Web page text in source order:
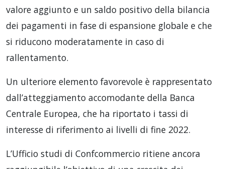
valore aggiunto e un saldo positivo della bilancia
dei pagamenti in fase di espansione globale e che
si riducono moderatamente in caso di
rallentamento.
Un ulteriore elemento favorevole è rappresentato
dall’atteggiamento accomodante della Banca
Centrale Europea, che ha riportato i tassi di
interesse di riferimento ai livelli di fine 2022.
L’Ufficio studi di Confcommercio ritiene ancora